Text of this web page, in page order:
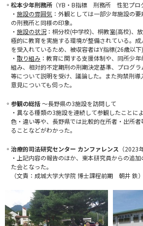
◦松本少年刑務所 （YB・B指標 刑務所 性犯プロ
・ 施設の雰囲気 ：外観としては一部少年施設の
の刑務所と同様の印象。
・ 施設の状況：桐分校(中学校)、桐教室(高校)、
極的に教育を実施する環境が整備されている。
を受入れているため、被収容者はY指標(26歳以下)
・ 取り組み ：教育に関する支援体制や、同所少
組み、相対的不定期刑の刑期決定基準、プログ
等について説明を受け、議論した。また拘禁刑
意見についても伺った。
◦参観の総括～長野県の3施設を訪問して
・異なる種類の3施設を連続して参観したことに
色・違い等や、長野県では比較的在所者・出所
ることなどがわかった。
◦治療的司法研究センター カンファレンス （2023
・上記内容の報告のほか、東本研究員からの追
た会となった。
（文責：成城大学大学院 博士課程前期 朝井 鉄）